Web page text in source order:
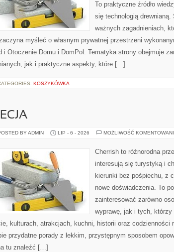
To praktyczne źródło
się technologią
ważnych zagadnieniach,
myśleć o własnym prywatnej przestrzeni
i Otoczenie Domu i DomPol. Tematyka strony obejmuje
jak i praktyczne aspekty, które […]
KOSZYKÓWKA
BY ADMIN LIP - 6 - 2026 MOŻLIWOŚĆ
Cherrish to różnorodna
interesują się turystyką i
kierunki bez pośpiechu, z
nowe doświadczenia. To
zainteresować zarówno
wyprawę, jak i tych,
kulturach, atrakcjach, kuchni, historii oraz codzienności
przydatne porady z lekkim, przystępnym sposobem
tu znaleźć […]